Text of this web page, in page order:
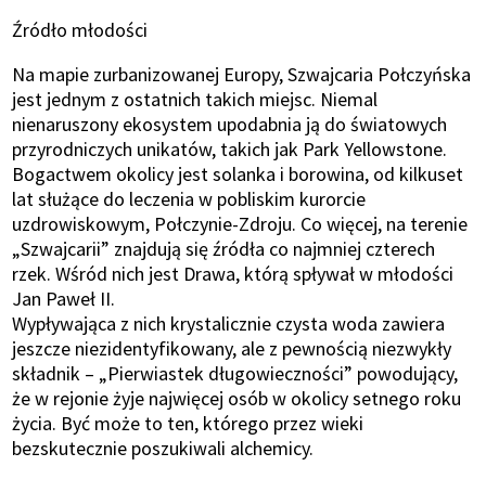
Źródło młodości
Na mapie zurbanizowanej Europy, Szwajcaria Połczyńska
jest jednym z ostatnich takich miejsc. Niemal
nienaruszony ekosystem upodabnia ją do światowych
przyrodniczych unikatów, takich jak Park Yellowstone.
Bogactwem okolicy jest solanka i borowina, od kilkuset
lat służące do leczenia w pobliskim kurorcie
uzdrowiskowym, Połczynie-Zdroju. Co więcej, na terenie
„Szwajcarii” znajdują się źródła co najmniej czterech
rzek. Wśród nich jest Drawa, którą spływał w młodości
Jan Paweł II.
Wypływająca z nich krystalicznie czysta woda zawiera
jeszcze niezidentyfikowany, ale z pewnością niezwykły
składnik – „Pierwiastek długowieczności” powodujący,
że w rejonie żyje najwięcej osób w okolicy setnego roku
życia. Być może to ten, którego przez wieki
bezskutecznie poszukiwali alchemicy.